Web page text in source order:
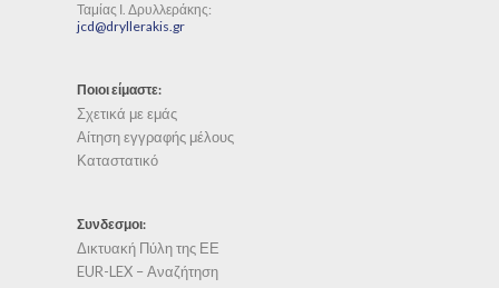
Ταμίας Ι. Δρυλλεράκης:
jcd@dryllerakis.gr
Ποιοι είμαστε:
Σχετικά με εμάς
Αίτηση εγγραφής μέλους
Καταστατικό
Συνδεσμοι:
Δικτυακή Πύλη της ΕΕ
EUR-LEX – Αναζήτηση